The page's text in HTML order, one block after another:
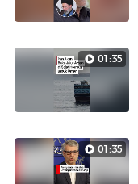
01:35
01:35